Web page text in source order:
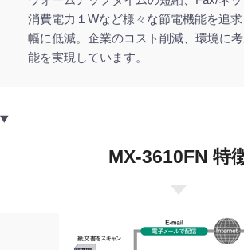
消費電力１Wなど様々な節電機能を追
幅に低減。企業のコスト削減、環境に
能を実現しています。
MX-3610FN 特